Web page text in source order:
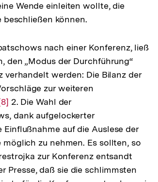
Wende einleiten wollte, die
können.
nach einer Konferenz, ließ
„Modus der Durchführung“
verhandelt werden: Die Bilanz der
zur weiteren
2. Die Wahl der
dank aufgelockerter
auf die Auslese der
zu nehmen. Es sollten, so
zur Konferenz entsandt
Presse, daß sie die schlimmsten